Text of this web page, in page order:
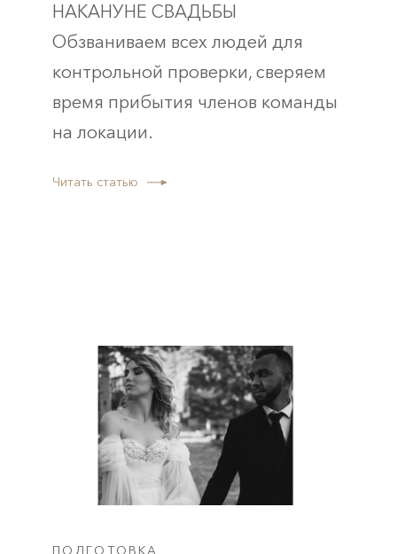
НАКАНУНЕ СВАДЬБЫ
Обзваниваем всех людей для
контрольной проверки, сверяем
время прибытия членов команды
на локации.
Читать статью
ПОДГОТОВКА